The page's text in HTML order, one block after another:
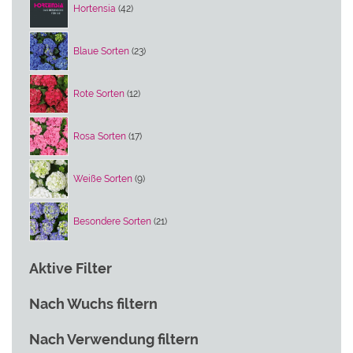
Hortensia 42
Produkte
Blaue Sorten 23
Produkte
Rote Sorten 12
Produkte
Rosa Sorten 17
Produkte
Weiße Sorten 9
Produkte
Besondere Sorten 21
Produkte
Aktive Filter
Nach Wuchs filtern
Nach Verwendung filtern